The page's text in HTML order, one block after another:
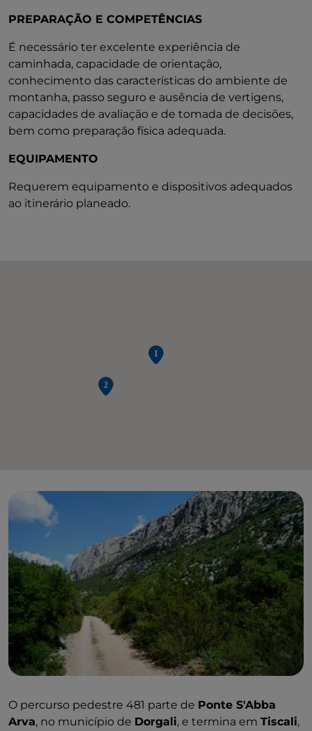
PREPARAÇÃO E COMPETÊNCIAS
É necessário ter excelente experiência de
caminhada, capacidade de orientação,
conhecimento das características do ambiente de
montanha, passo seguro e ausência de vertigens,
capacidades de avaliação e de tomada de decisões,
bem como preparação física adequada.
EQUIPAMENTO
Requerem equipamento e dispositivos adequados
ao itinerário planeado.
O percurso pedestre 481 parte de Ponte S'Abba
Arva, no município de Dorgali, e termina em Tiscali,